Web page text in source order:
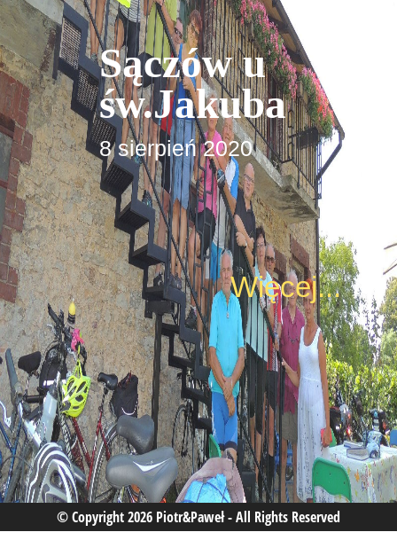
Sączów u
św.Jakuba
8 sierpień 2020
Więcej...
© Copyright2026 Piotr&Paweł - All Rights Reserved